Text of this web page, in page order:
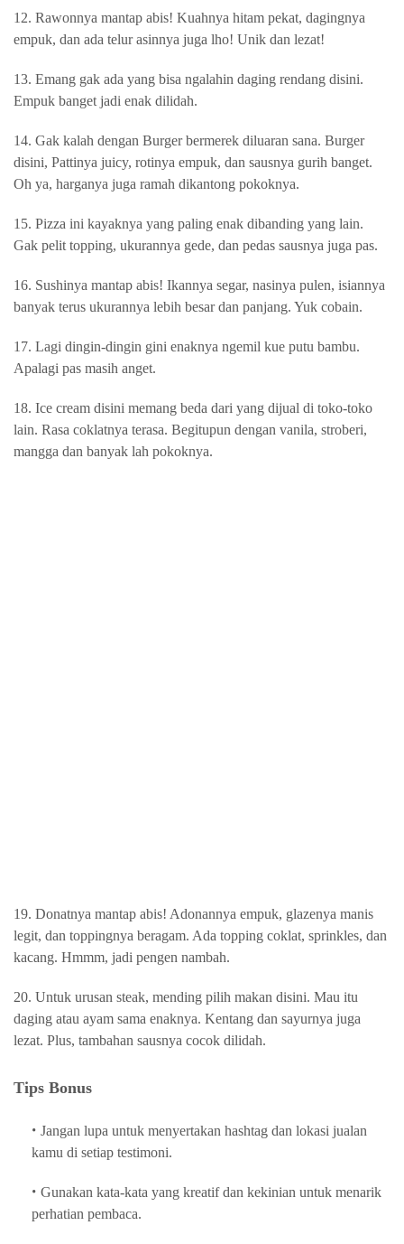
12. Rawonnya mantap abis! Kuahnya hitam pekat, dagingnya
empuk, dan ada telur asinnya juga lho! Unik dan lezat!
13. Emang gak ada yang bisa ngalahin daging rendang disini.
Empuk banget jadi enak dilidah.
14. Gak kalah dengan Burger bermerek diluaran sana. Burger
disini, Pattinya juicy, rotinya empuk, dan sausnya gurih banget.
Oh ya, harganya juga ramah dikantong pokoknya.
15. Pizza ini kayaknya yang paling enak dibanding yang lain.
Gak pelit topping, ukurannya gede, dan pedas sausnya juga pas.
16. Sushinya mantap abis! Ikannya segar, nasinya pulen, isiannya
banyak terus ukurannya lebih besar dan panjang. Yuk cobain.
17. Lagi dingin-dingin gini enaknya ngemil kue putu bambu.
Apalagi pas masih anget.
18. Ice cream disini memang beda dari yang dijual di toko-toko
lain. Rasa coklatnya terasa. Begitupun dengan vanila, stroberi,
mangga dan banyak lah pokoknya.
19. Donatnya mantap abis! Adonannya empuk, glazenya manis
legit, dan toppingnya beragam. Ada topping coklat, sprinkles, dan
kacang. Hmmm, jadi pengen nambah.
20. Untuk urusan steak, mending pilih makan disini. Mau itu
daging atau ayam sama enaknya. Kentang dan sayurnya juga
lezat. Plus, tambahan sausnya cocok dilidah.
Tips Bonus
Jangan lupa untuk menyertakan hashtag dan lokasi jualan
kamu di setiap testimoni.
Gunakan kata-kata yang kreatif dan kekinian untuk menarik
perhatian pembaca.